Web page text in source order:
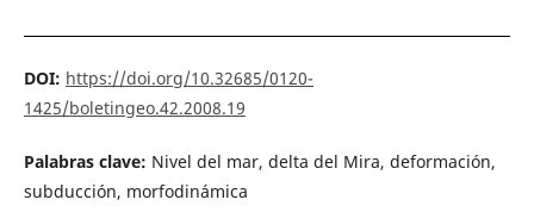
DOI: https://doi.org/10.32685/0120-
1425/boletingeo.42.2008.19
Palabras clave: Nivel del mar, delta del Mira, deformación,
subducción, morfodinámica